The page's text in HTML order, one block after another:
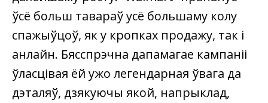
ўсё больш тавараў усё большаму колу
спажыўцоў, як у кропках продажу, так і
анлайн. Бясспрэчна дапамагае кампаніі
ўласцівая ёй ужо легендарная ўвага да
дэталяў, дзякуючы якой, напрыклад,